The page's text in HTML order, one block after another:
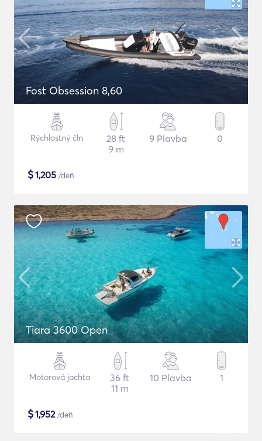
Fost Obsession 8,60
Rýchlostný čln
28 ft
9 m
9 Plavba 0
$1,205 /deň
Tiara 3600 Open
Motorová jachta
36 ft
11 m
10 Plavba 1
$1,952/deň